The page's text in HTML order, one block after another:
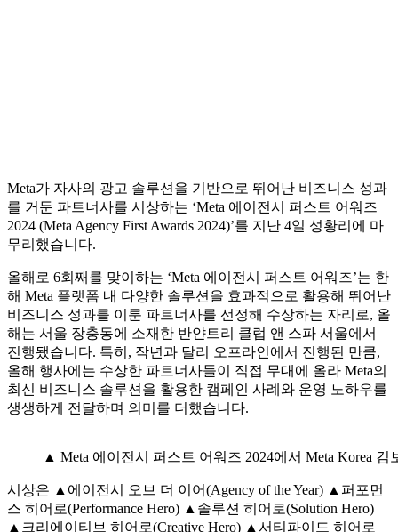
Meta가 자사의 광고 솔루션을 기반으로 뛰어난 비즈니스 성과
를 거둔 파트너사를 시상하는 ‘Meta 에이전시 퍼스트 어워즈
2024 (Meta Agency First Awards 2024)’를 지난 4일 성황리에 마
무리했습니다.
올해로 6회째를 맞이하는 ‘Meta 에이전시 퍼스트 어워즈’는 한
해 Meta 플랫폼 내 다양한 솔루션을 효과적으로 활용해 뛰어난
비즈니스 성과를 이룬 파트너사를 선정해 수상하는 자리로, 올
해는 서울 장충동에 소재한 반얀트리 클럽 앤 스파 서울에서
진행됐습니다. 특히, 작년과 달리 오프라인에서 진행된 만큼,
올해 행사에는 수상한 파트너사들이 직접 무대에 올라 Meta의
최신 비즈니스 솔루션을 활용한 캠페인 사례와 운영 노하우를
생생하게 전달하며 의미를 더했습니다.
▲ Meta 에이전시 퍼스트 어워즈 2024에서 Meta Korea
시상은 ▲에이전시 오브 더 이어(Agency of the Year) ▲퍼포먼
스 히어로(Performance Hero) ▲솔루션 히어로(Solution Hero)
▲크리에이티브 히어로(Creative Hero) ▲서티파이드 히어로